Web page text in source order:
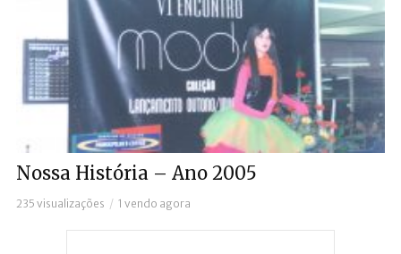
Nossa História – Ano 2005
235 visualizações 1 vendo agora